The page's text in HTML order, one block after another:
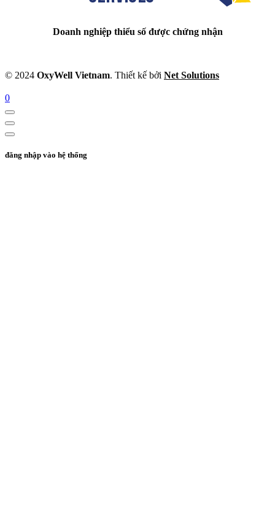
Doanh nghiệp thiểu số được chứng nhận
© 2024 OxyWell Vietnam. Thiết kế bởi Net Solutions
0
đăng nhập vào hệ thống